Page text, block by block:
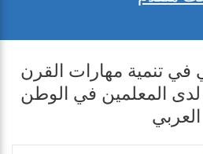
في تنمية مهارات القرن
المعلمين في الوطن
العربي